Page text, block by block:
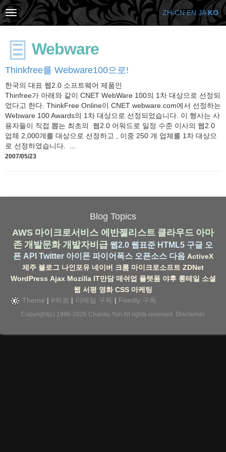
Webware
Thinkfree를 Webware100으로!
한국의 대표 웹2.0 소프트웨어 제품인
Thinfree가 아래와 같이 CNET WebWare 100의 1차 대상으로 선정되
었다고 한다. ThinkFree Online이 CNET webware.com에서 선정하는
Webware 100 Awards의 1차 대상으로 선정되었습니다. 이 행사는 사
용자들이 직접 뽑는 최초의 웹2.0 어워드로 일정 수준 이사의 웹2.0
업체 2,000개를 대상으로 선정하고 , 이중 250 개 업체를 1차 대상으
로 선정하였습니다. ...
2007/05/23
Blog Topics
AWS 마이크로서비스 에반젤리스트 클라우드 아마
존 개발문화 개발자비급 웹2.0 웹표준 HTML5 구글 오
픈 API Twitter 아이폰 파이어폭스 오픈소스 다음 ActiveX
제주 블로그 나인포유 네이버 크롬 마이크로소프트 ZDNet
WordPress Ajax Mozilla IT만담 매쉬업 플랫폼 야후 롱테일 소셜
웹 서평 영화 CSS 마케팅
Theme | #위로 | 이메일 구독 | Feedly 구독
Copyright(c) 1996-2026 Channy Yun All rights reserved. Disclaimer
ZH-CN EN JA KO